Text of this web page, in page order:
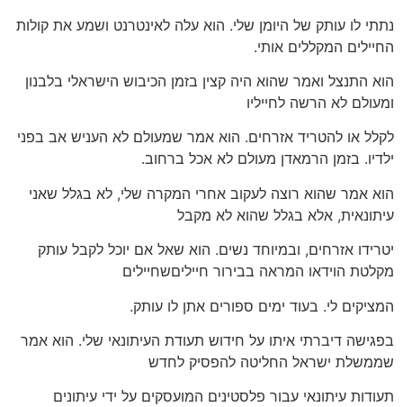
נתתי לו עותק של היומן שלי. הוא עלה לאינטרנט ושמע את קולות
החיילים המקללים אותי.
הוא התנצל ואמר שהוא היה קצין בזמן הכיבוש הישראלי בלבנון
ומעולם לא הרשה לחייליו
לקלל או להטריד אזרחים. הוא אמר שמעולם לא העניש אב בפני
ילדיו. בזמן הרמאדן מעולם לא אכל ברחוב.
הוא אמר שהוא רוצה לעקוב אחרי המקרה שלי, לא בגלל שאני
עיתונאית, אלא בגלל שהוא לא מקבל
יטרידו אזרחים, ובמיוחד נשים. הוא שאל אם יוכל לקבל עותק
מקלטת הוידאו המראה בבירור חייליםשחיילים
המציקים לי. בעוד ימים ספורים אתן לו עותק.
בפגישה דיברתי איתו על חידוש תעודת העיתונאי שלי. הוא אמר
שממשלת ישראל החליטה להפסיק לחדש
תעודות עיתונאי עבור פלסטינים המועסקים על ידי עיתונים